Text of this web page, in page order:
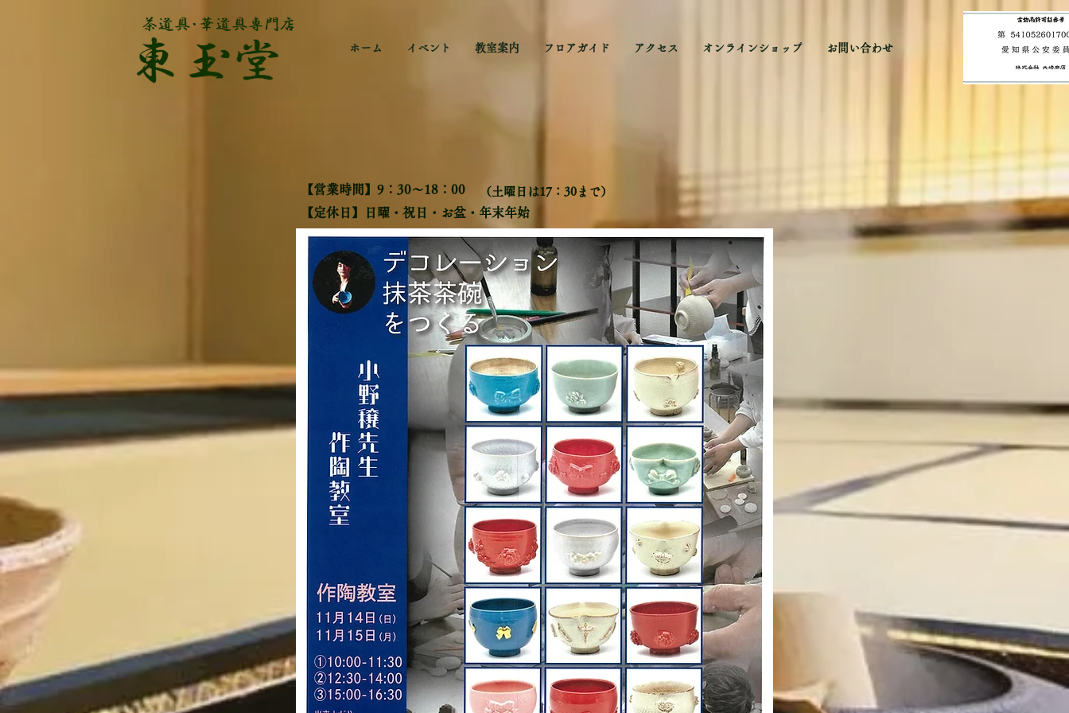
ホーム イベント 教室案内 フロアガイド アクセス オンラインショップ お問い合わせ
【営業時間】9：30～18：00 ​（土曜日は17：30まで）
​【定休日】日曜・祝日・お盆・年末年始